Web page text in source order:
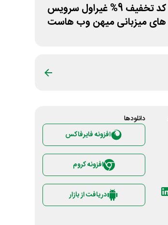
کد تخفیف 9% غیراول سرویس
های میزبانی میهن وب هاست
دانلود‌ها
افزونه فایرفاکس
افزونه کروم
دریافت از بازار